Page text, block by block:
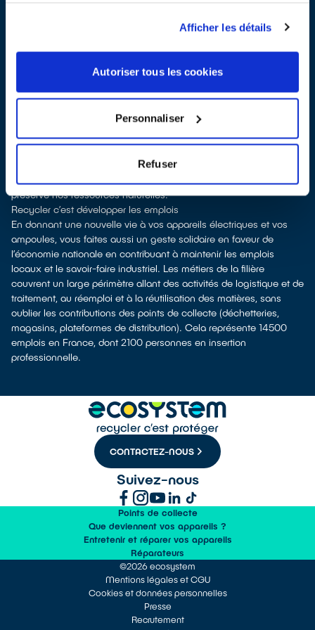
Afficher les détails
Autoriser tous les cookies
Personnaliser
Refuser
, nous remettent ensuite les équipements collectés
ressources naturelles
La production d’équipements électriques neufs est émettrice de
donner son appareil permet d’éviter la fabrication de produits
neufs tout en soutenant l'économie sociale et solidaire
le recyclage permet d'éviter l'extraction de matières premières
brutes, leur transformation et leur transport, en utilisant à la place
des matières recyclées, ce qui génère moins de pollution et
préserve nos ressources naturelles.
Recycler c’est développer les emplois
En donnant une nouvelle vie à vos appareils électriques et vos
ampoules, vous faites aussi un geste solidaire en faveur de
l’économie nationale en contribuant à maintenir les emplois
locaux et le savoir-faire industriel. Les métiers de la filière
couvrent un large périmètre allant des activités de logistique et de
traitement, au réemploi et à la réutilisation des matières, sans
oublier les contributions des points de collecte (déchetteries,
magasins, plateformes de distribution). Cela représente 14500
emplois en France, dont 2100 personnes en insertion
professionnelle.
CONTACTEZ-NOUS
Suivez-nous
Points de collecte
Que deviennent vos appareils ?
Entretenir et réparer vos appareils
Réparateurs
©2026 ecosystem
Mentions légales et CGU
Cookies et données personnelles
Presse
Recrutement